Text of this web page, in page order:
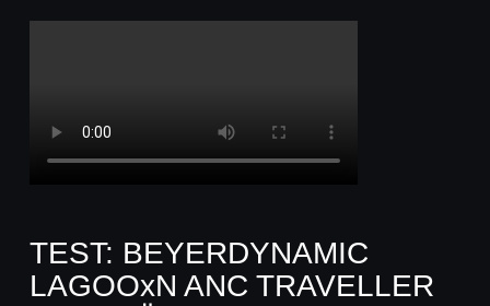
TEST: BEYERDYNAMIC
LAGOOxN ANC TRAVELLER